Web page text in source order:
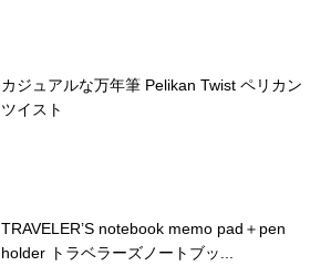
カジュアルな万年筆 Pelikan Twist ペリカン
ツイスト
TRAVELER’S notebook memo pad＋pen
holder トラベラーズノートブッ...